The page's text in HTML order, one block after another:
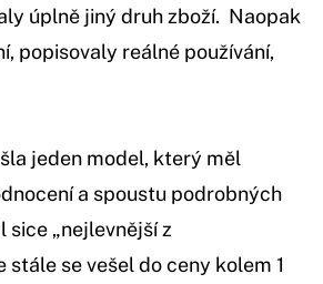
úplně jiný druh zboží. Naopak
popisovaly reálné používání,
jeden model, který měl
a spoustu podrobných
sice „nejlevnější z
stále se vešel do ceny kolem 1